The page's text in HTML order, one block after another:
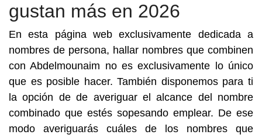
gustan más en 2026
En esta página web exclusivamente dedicada a
nombres de persona, hallar nombres que combinen
con Abdelmounaim no es exclusivamente lo único
que es posible hacer. También disponemos para ti
la opción de de averiguar el alcance del nombre
combinado que estés sopesando emplear. De ese
modo averiguarás cuáles de los nombres que